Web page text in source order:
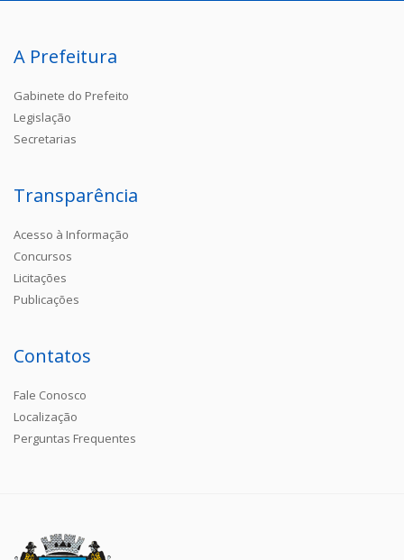
A Prefeitura
Gabinete do Prefeito
Legislação
Secretarias
Transparência
Acesso à Informação
Concursos
Licitações
Publicações
Contatos
Fale Conosco
Localização
Perguntas Frequentes